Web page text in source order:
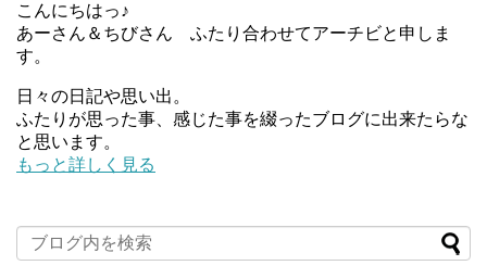
こんにちはっ♪
あーさん＆ちびさん ふたり合わせてアーチビと申しま
す。
日々の日記や思い出。
ふたりが思った事、感じた事を綴ったブログに出来たらな
と思います。
もっと詳しく見る